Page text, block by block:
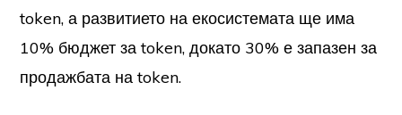
token, а развитието на екосистемата ще има
10% бюджет за token, докато 30% е запазен за
продажбата на token.